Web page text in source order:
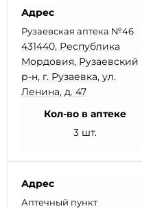
Адрес
Рузаевская аптека №46
431440, Республика
Мордовия, Рузаевский
р-н, г. Рузаевка, ул.
Ленина, д. 47
Кол-во в аптеке
3 шт.
Адрес
Аптечный пункт